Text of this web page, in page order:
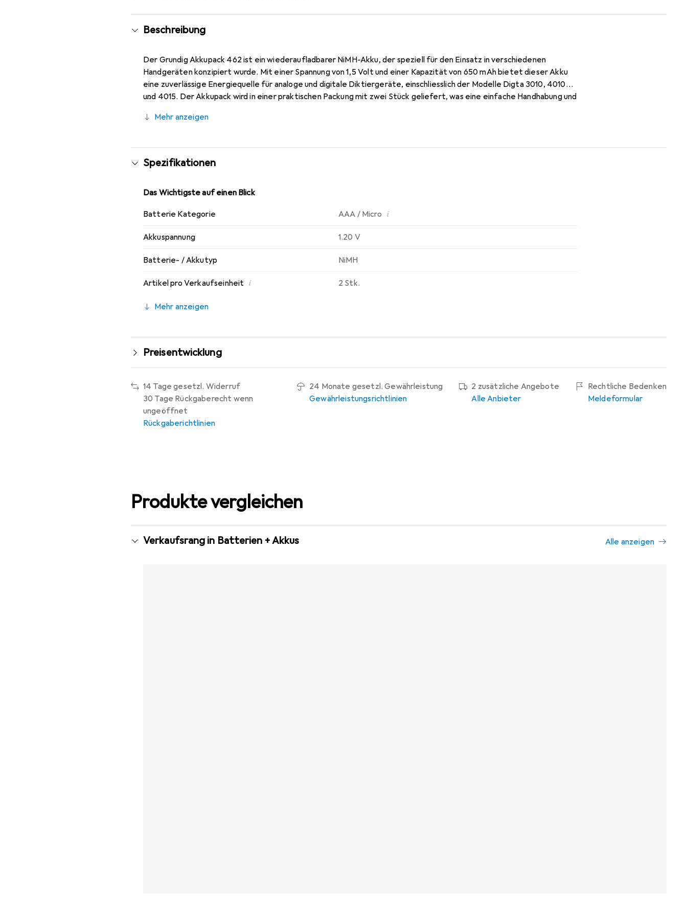
Beschreibung
Der Grundig Akkupack 462 ist ein wiederaufladbarer NiMH-Akku, der speziell für den Einsatz in verschiedenen
Handgeräten konzipiert wurde. Mit einer Spannung von 1,5 Volt und einer Kapazität von 650 mAh bietet dieser Akku
eine zuverlässige Energiequelle für analoge und digitale Diktiergeräte, einschliesslich der Modelle Digta 3010, 4010
und 4015. Der Akkupack wird in einer praktischen Packung mit zwei Stück geliefert, was eine einfache Handhabung und
langlebige Lösung, die sich ideal für den häufigen Einsatz in professionellen Anwendungen eignet. Der Akkupack 462
Wahl für Nutzer macht, die auf eine zuverlässige Stromversorgung angewiesen sind.
Mehr anzeigen
Spezifikationen
Das Wichtigste auf einen Blick
Batterie Kategorie AAA / Micro i
Akkuspannung 1.20 V
Batterie- / Akkutyp NiMH
Artikel pro Verkaufseinheit i 2 Stk.
Mehr anzeigen
Preisentwicklung
14 Tage gesetzl. Widerruf
30 Tage Rückgaberecht wenn
ungeöffnet
Rückgaberichtlinien
24 Monate gesetzl. Gewährleistung
Gewährleistungsrichtlinien
2 zusätzliche Angebote
Alle Anbieter
Rechtliche Bedenken
Meldeformular
Produkte vergleichen
Verkaufsrang in Batterien + Akkus Alle anzeigen